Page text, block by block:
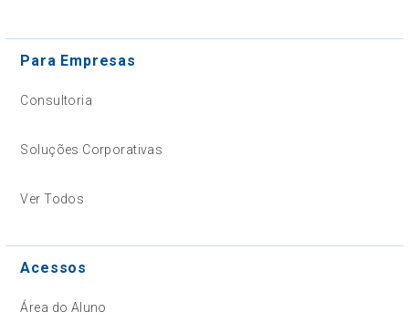
Para Empresas
Consultoria
Soluções Corporativas
Ver Todos
Acessos
Área do Aluno